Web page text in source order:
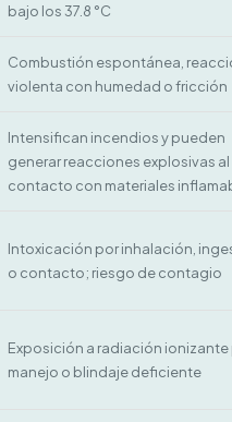
bajo los 37.8 °C
Combustión espontánea,
violenta con humedad o fricción
Intensifican incendios y pueden
generar reacciones explosivas al
contacto con materiales
Intoxicación por inhalación,
o contacto; riesgo de contagio
Exposición a radiación ionizante
manejo o blindaje deficiente